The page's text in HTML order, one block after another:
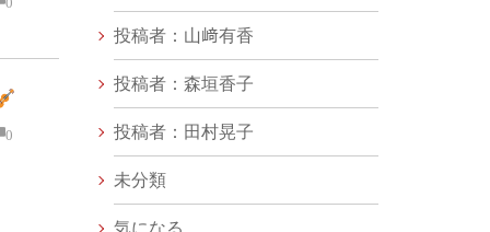
0
投稿者：山﨑有香
投稿者：森垣香子
投稿者：田村晃子
未分類
気になる